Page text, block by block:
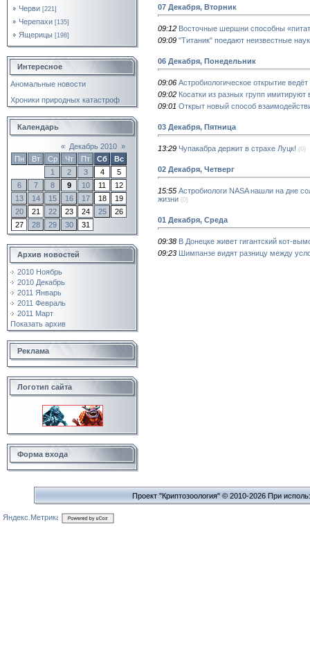
Черви [221]
Черепахи [135]
Ящерицы [198]
Интересное
Аномальные новости
Хроники природных катастроф
Календарь
« Декабрь 2010 »
Пн
Вт Ср Чт Пт Сб
Вс
1
2 3 4
5
6
7 8 9 10 11
12
13
14 15 16 17 18
19
20
21 22 23 24 25
26
27
28 29 30 31
Архив новостей
2010 Ноябрь
2010 Декабрь
2011 Январь
2011 Февраль
2011 Март
Показать архив
Реклама
Логотип сайта
Форма входа
07 Декабря, Вторник
09:12 Восточные шершни способны
09:09 "Титаник" поедают неизвестные
06 Декабря, Понедельник
09:06 Астробиологическое открытие
09:02 Косатки из разных групп имитируют
09:01 Открыт новый способ
03 Декабря, Пятница
13:29 Чупакабра держит в страхе Луцк! (0)
02 Декабря, Четверг
15:55 Астробиологи NASA нашли на дне
жизни (0)
01 Декабря, Среда
09:38 В Донецке живет гигантский кот-
09:23 Шимпанзе видят разницу между
Проект "Криптозоология" © 2010-2026 При